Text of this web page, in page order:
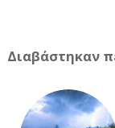
Διαβάστηκαν